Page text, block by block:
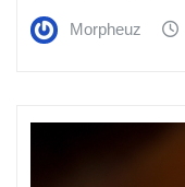
Morpheuz